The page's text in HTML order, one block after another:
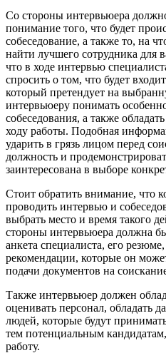
Со стороны интервьюера
понимание того, что будет
собеседование, а также то, на
найти лучшего сотрудника для
что в ходе интервью
спросить о том, что будет
который претендует на
интервьюеру понимать
собеседования, а также
ходу работы. Подобная
ударить в грязь лицом перед
должность и
заинтересована в выборе
Стоит обратить внимание, что
проводить интервью и
выбрать место и время такого
стороны интервьюера должна
анкета специалиста, его
рекомендации, которые он
подачи документов на
Также интервьюер должен
оценивать персонал, обладать
людей, которые будут
тем потенциальным
работу.